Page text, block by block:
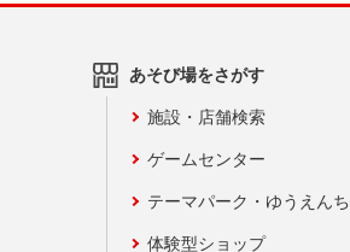
あそび場をさがす
施設・店舗検索
ゲームセンター
テーマパーク・ゆうえんち
体験型ショップ